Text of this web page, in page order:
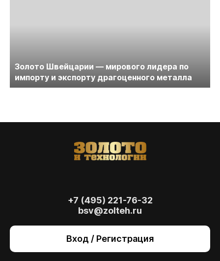
Золото Швейцарии — мирового лидера по
импорту и экспорту драгоценного металла
+7 (495) 221-76-32
bsv@zolteh.ru
Вход / Регистрация
также для анализа сайта и улучшения